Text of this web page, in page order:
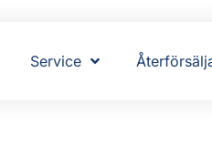
Service